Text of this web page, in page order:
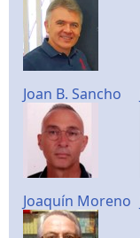
Joan B. Sancho
Joaquín Moreno